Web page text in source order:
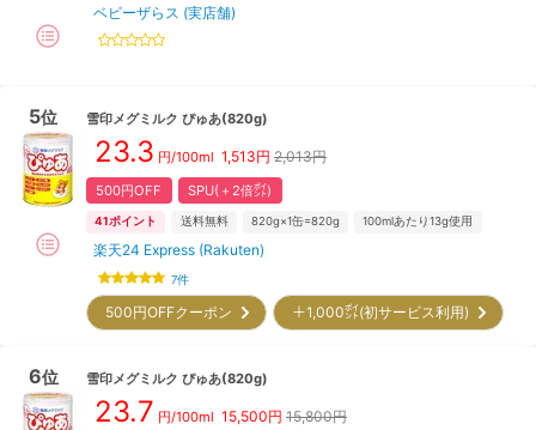
ベビーザらス (実店舗)
5位 雪印メグミルク ぴゅあ(820g)
23.3 円/100ml 1,513円 2,013円
500円OFF SPU(＋2倍㌽)
41ポイント 送料無料 820g×1缶=820g 100mlあたり13g使用
楽天24 Express (Rakuten)
7件
500円OFFクーポン ＋1,000㌽(初サービス利用)
6位 雪印メグミルク ぴゅあ(820g)
23.7 円/100ml 15,500円 15,800円